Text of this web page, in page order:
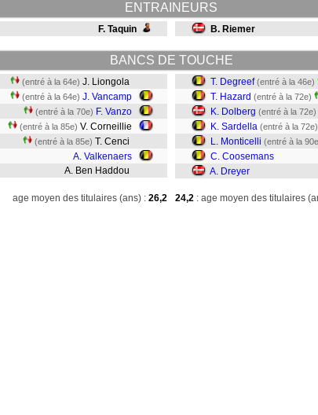
ENTRAINEURS
F. Taquin B. Riemer
BANCS DE TOUCHE
(entré à la 64e) J. Liongola
(entré à la 64e) J. Vancamp
(entré à la 70e) F. Vanzo
(entré à la 85e) V. Corneillie
(entré à la 85e) T. Cenci
A. Valkenaers
A. Ben Haddou
T. Degreef (entré à la 46e)
T. Hazard (entré à la 72e)
K. Dolberg (entré à la 72e)
K. Sardella (entré à la 72e)
L. Monticelli (entré à la
C. Coosemans
A. Dreyer
age moyen des titulaires (ans) : 26,2 24,2 : age moyen des titulaires